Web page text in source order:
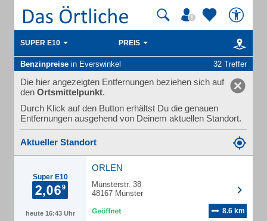
SUPER E10 PREIS
Benzinpreise in Everswinkel 32 Treffer
Die hier angezeigten Entfernungen beziehen sich auf
den Ortsmittelpunkt.
Durch Klick auf den Button erhältst Du die genauen
Entfernungen ausgehend von Deinem aktuellen Standort.
Aktueller Standort
Super E10
heute 16:43 Uhr
ORLEN
Münsterstr. 38
48167 Münster
8.6 km